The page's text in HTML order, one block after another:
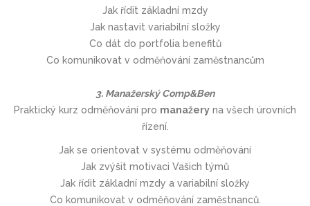
Jak řídit základní mzdy
Jak nastavit variabilní složky
Co dát do portfolia benefitů
Co komunikovat v odměňování zaměstnancům
3. Manažerský Comp&Ben
Praktický kurz odměňování pro manažery na všech úrovních
řízení.
Jak se orientovat v systému odměňování
Jak zvýšit motivaci Vašich týmů
Jak řídit základní mzdy a variabilní složky
Co komunikovat v odměňování zaměstnanců.